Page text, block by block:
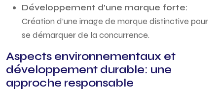
Développement d’une marque forte:
Création d’une image de marque distinctive pour
se démarquer de la concurrence.
Aspects environnementaux et
développement durable: une
approche responsable